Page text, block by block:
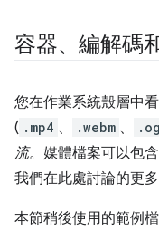
容器、編解碼
您在作業系統殼層中
( .mp4 、 .webm 、
流。媒體檔案可以包
我們在此處討論的更多
本節稍後使用的範例